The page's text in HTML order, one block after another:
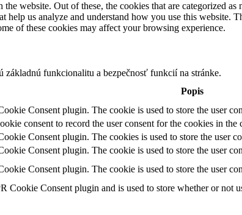
website. Out of these, the cookies that are categorized as
us analyze and understand how you use this
of these cookies may affect your browsing experience.
základnú funkcionalitu a bezpečnosť funkcií na stránke.
Popis
Consent plugin. The cookie is used to store the user
consent to record the user consent for the cookies in
Consent plugin. The cookies is used to store the user
Consent plugin. The cookie is used to store the user
Consent plugin. The cookie is used to store the user
Cookie Consent plugin and is used to store whether or not